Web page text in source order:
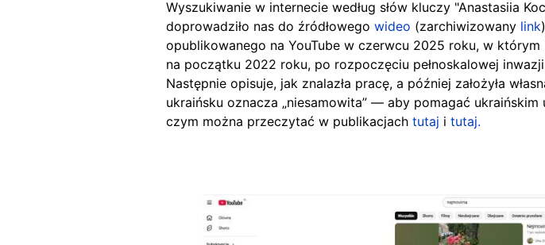
Wyszukiwanie w internecie według słów kluczy "Anastasiia
doprowadziło nas do źródłowego wideo (zarchiwizowany link
opublikowanego na YouTube w czerwcu 2025 roku, w
na początku 2022 roku, po rozpoczęciu pełnoskalowej
Następnie opisuje, jak znalazła pracę, a później założyła
ukraińsku oznacza „niesamowita” — aby pomagać
czym można przeczytać w publikacjach tutaj i tutaj.